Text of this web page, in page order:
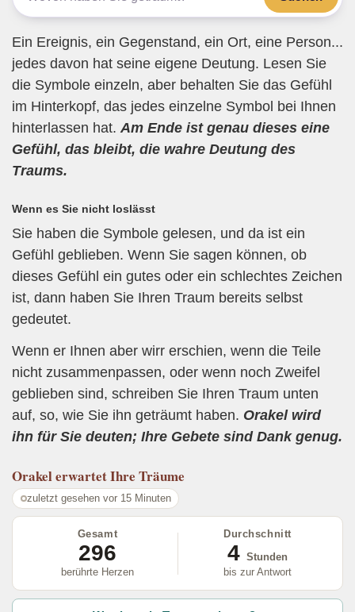
o
k
p
Ein Ereignis, ein Gegenstand, ein Ort, eine Person...
jedes davon hat seine eigene Deutung. Lesen Sie
die Symbole einzeln, aber behalten Sie das Gefühl
im Hinterkopf, das jedes einzelne Symbol bei Ihnen
hinterlassen hat. Am Ende ist genau dieses eine
Gefühl, das bleibt, die wahre Deutung des
Traums.
Wenn es Sie nicht loslässt
Sie haben die Symbole gelesen, und da ist ein
Gefühl geblieben. Wenn Sie sagen können, ob
dieses Gefühl ein gutes oder ein schlechtes Zeichen
ist, dann haben Sie Ihren Traum bereits selbst
gedeutet.
Wenn er Ihnen aber wirr erschien, wenn die Teile
nicht zusammenpassen, oder wenn noch Zweifel
geblieben sind, schreiben Sie Ihren Traum unten
auf, so, wie Sie ihn geträumt haben. Orakel wird
ihn für Sie deuten; Ihre Gebete sind Dank genug.
Orakelerwartet Ihre Träume
zuletzt gesehen vor 15 Minuten
Gesamt
296
berührte Herzen
Durchschnitt
4 Stunden
bis zur Antwort